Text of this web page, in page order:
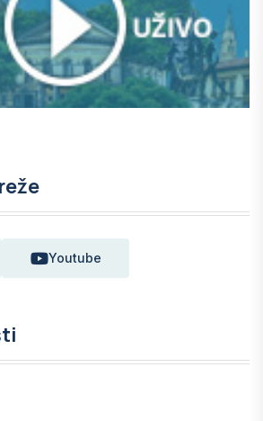
Youtube